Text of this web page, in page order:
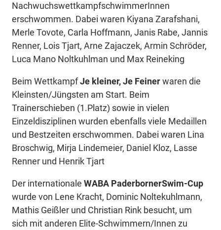
NachwuchswettkampfschwimmerInnen
erschwommen. Dabei waren Kiyana Zarafshani,
Merle Tovote, Carla Hoffmann, Janis Rabe, Jannis
Renner, Lois Tjart, Arne Zajaczek, Armin Schröder,
Luca Mano Noltkuhlman und Max Reineking
Beim WettkampfJe kleiner, Je Feinerwaren die
Kleinsten/Jüngsten am Start. Beim
Trainerschieben (1.Platz) sowie in vielen
Einzeldisziplinen wurden ebenfalls viele Medaillen
und Bestzeiten erschwommen. Dabei waren Lina
Broschwig, Mirja Lindemeier, Daniel Kloz, Lasse
Renner und Henrik Tjart
Der internationale WABA PaderbornerSwim-Cup
wurde von Lene Kracht, Dominic Noltekuhlmann,
Mathis Geißler und Christian Rink besucht, um
sich mit anderen Elite-Schwimmern/Innen zu